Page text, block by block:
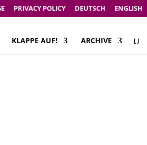
PRIVACY POLICY DEUTSCH ENGLISH
KLAPPE AUF! ARCHIVE